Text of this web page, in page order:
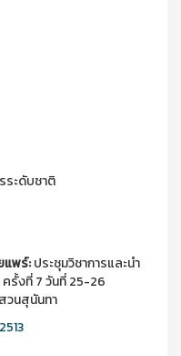
ระดับชาติ
แพร์:ประชุมวิชาการและนำ
ครั้งที่ 7 วันที่ 25-26
วนสุนันทา